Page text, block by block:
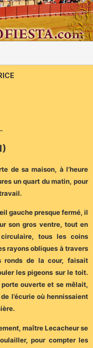
de sa maison, à l’heure
un quart du matin, pour
gauche presque fermé, il
son gros ventre, tout en
tous les coins
rayons obliques à travers
ronds de la cour, faisait
les pigeons sur le toit.
porte ouverte et se mêlait,
l’écurie où hennissaient
maître Lecacheur se
pour compter les